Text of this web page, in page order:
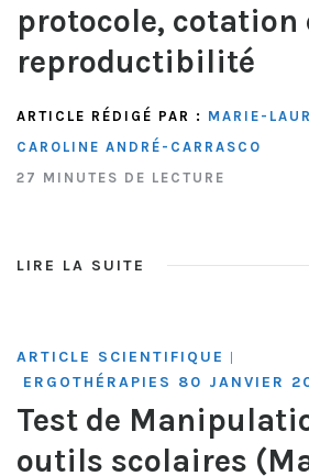
protocole, cotation
reproductibilité
ARTICLE RÉDIGÉ PAR : MARIE-
CAROLINE ANDRÉ-CARRASCO
27 MINUTES DE LECTURE
LIRE LA SUITE
ARTICLE SCIENTIFIQUE |
ERGOTHÉRAPIES 80 JANVIER
Test de
outils scolaires